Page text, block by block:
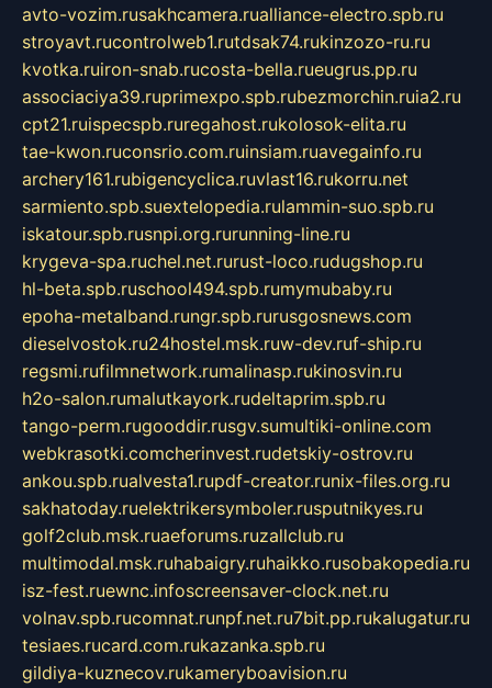
avto-vozim.rusakhcamera.rualliance-electro.spb.ru
stroyavt.rucontrolweb1.rutdsak74.rukinzozo-ru.ru
kvotka.ruiron-snab.rucosta-bella.rueugrus.pp.ru
associaciya39.ruprimexpo.spb.rubezmorchin.ruia2.ru
cpt21.ruispecspb.ruregahost.rukolosok-elita.ru
tae-kwon.ruconsrio.com.ruinsiam.ruavegainfo.ru
archery161.rubigencyclica.ruvlast16.rukorru.net
sarmiento.spb.suextelopedia.rulammin-suo.spb.ru
iskatour.spb.rusnpi.org.rurunning-line.ru
krygeva-spa.ruchel.net.rurust-loco.rudugshop.ru
hl-beta.spb.ruschool494.spb.rumymubaby.ru
epoha-metalband.rungr.spb.rurusgosnews.com
dieselvostok.ru24hostel.msk.ruw-dev.ruf-ship.ru
regsmi.rufilmnetwork.rumalinasp.rukinosvin.ru
h2o-salon.rumalutkayork.rudeltaprim.spb.ru
tango-perm.rugooddir.rusgv.sumultiki-online.com
webkrasotki.comcherinvest.rudetskiy-ostrov.ru
ankou.spb.rualvesta1.rupdf-creator.runix-files.org.ru
sakhatoday.ruelektrikersymboler.rusputnikyes.ru
golf2club.msk.ruaeforums.ruzallclub.ru
multimodal.msk.ruhabaigry.ruhaikko.rusobakopedia.ru
isz-fest.ruewnc.infoscreensaver-clock.net.ru
volnav.spb.rucomnat.runpf.net.ru7bit.pp.rukalugatur.ru
tesiaes.rucard.com.rukazanka.spb.ru
gildiya-kuznecov.rukameryboavision.ru